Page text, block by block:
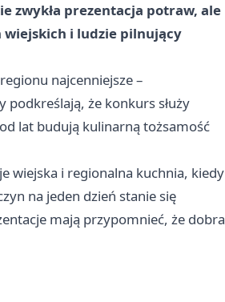
zwykła prezentacja potraw, ale
wiejskich i ludzie pilnujący
najcenniejsze –
że konkurs służy
lat budują kulinarną tożsamość
wiejska i regionalna kuchnia, kiedy
na jeden dzień stanie się
mają przypomnieć, że dobra